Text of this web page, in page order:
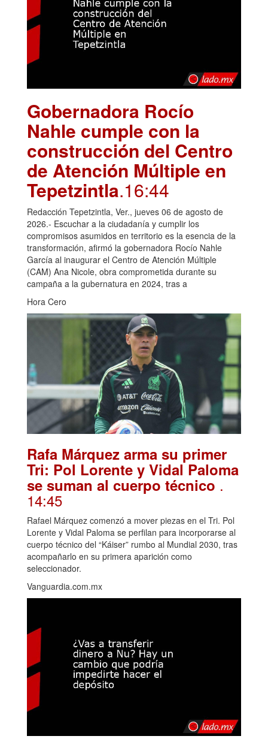
Gobernadora Rocío
Nahle cumple con la
construcción del Centro
de Atención Múltiple en
Tepetzintla.16:44
Redacción Tepetzintla, Ver., jueves 06 de agosto de
2026.- Escuchar a la ciudadanía y cumplir los
compromisos asumidos en territorio es la esencia de la
transformación, afirmó la gobernadora Rocío Nahle
García al inaugurar el Centro de Atención Múltiple
(CAM) Ana Nicole, obra comprometida durante su
campaña a la gubernatura en 2024, tras a
Hora Cero
Rafa Márquez arma su primer
Tri: Pol Lorente y Vidal Paloma
se suman al cuerpo técnico .
14:45
Rafael Márquez comenzó a mover piezas en el Tri. Pol
Lorente y Vidal Paloma se perfilan para incorporarse al
cuerpo técnico del “Káiser” rumbo al Mundial 2030, tras
acompañarlo en su primera aparición como
seleccionador.
Vanguardia.com.mx